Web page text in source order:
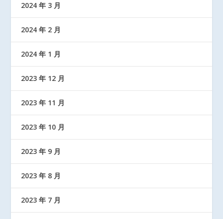
2024 年 3 月
2024 年 2 月
2024 年 1 月
2023 年 12 月
2023 年 11 月
2023 年 10 月
2023 年 9 月
2023 年 8 月
2023 年 7 月